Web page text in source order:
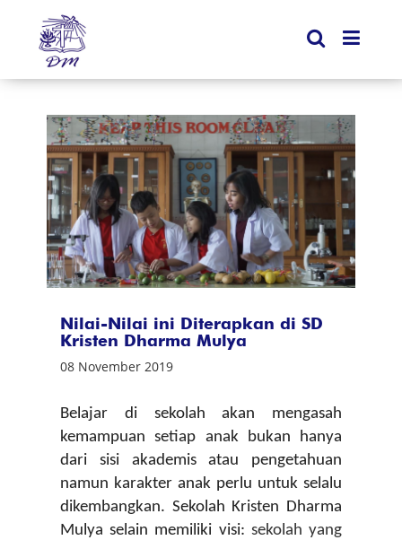
Nilai-Nilai ini Diterapkan di SD
Kristen Dharma Mulya
08 November 2019
Belajar di sekolah akan mengasah
kemampuan setiap anak bukan hanya
dari sisi akademis atau pengetahuan
namun karakter anak perlu untuk selalu
dikembangkan. Sekolah Kristen Dharma
Mulya selain memiliki visi: sekolah yang